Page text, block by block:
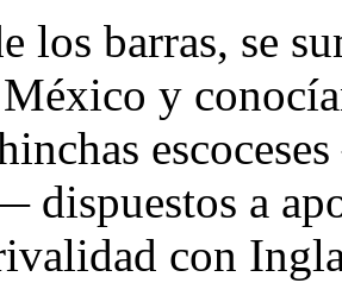
los barras, se
y
dispuestos a
con